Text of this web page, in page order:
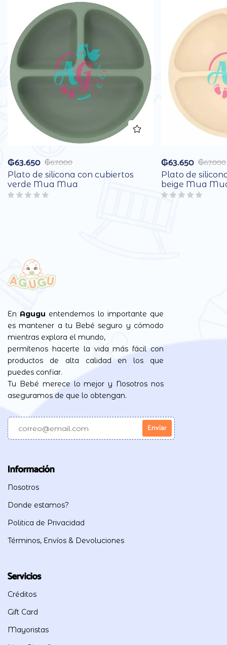
₲67.000
₲63.650
Plato de silicona con cubiertos
verde Mua Mua
₲67.000
₲63.650
Plato de
beige Mua
En Agugu entendemos lo importante que
es mantener a tu Bebé seguro y cómodo
mientras explora el mundo,
permítenos hacerte la vida más fácil con
productos de alta calidad en los que
puedes confiar.
Tu Bebé merece lo mejor y Nosotros nos
aseguramos de que lo obtengan.
Información
Nosotros
Donde estamos?
Politica de Privacidad
Términos, Envíos & Devoluciones
Servicios
Créditos
Gift Card
Mayoristas